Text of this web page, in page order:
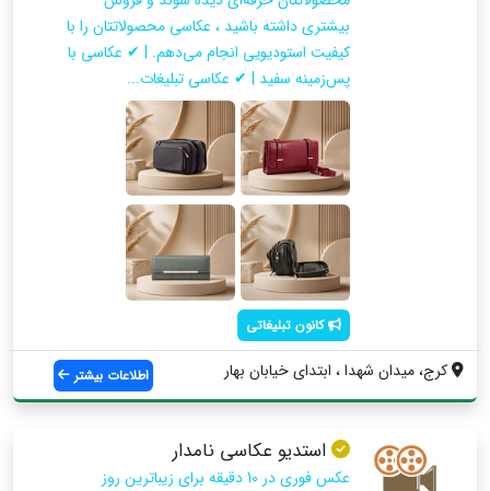
بیشتری داشته باشید ، عکاسی محصولاتتان را با
کیفیت استودیویی انجام می‌دهم. | ✔ عکاسی با
پس‌زمینه سفید | ✔ عکاسی تبلیغات...
کانون تبلیغاتی
کرج، میدان شهدا ، ابتدای خیابان بهار اطلاعات بیشتر
استدیو عکاسی نامدار
عکس فوری در 10 دقیقه برای زیباترین روز